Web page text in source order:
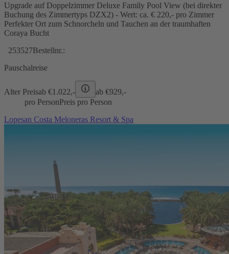
Upgrade auf Doppelzimmer Deluxe Family Pool View (bei direkter
Buchung des Zimmertyps DZX2) - Wert: ca. € 220,- pro Zimmer
Perfekter Ort zum Schnorcheln und Tauchen an der traumhaften
Coraya Bucht
253527Bestellnr.:
Pauschalreise
Alter Preisab €1.022,- ab €929,-
pro PersonPreis pro Person
Lopesan Costa Meloneras Resort & Spa